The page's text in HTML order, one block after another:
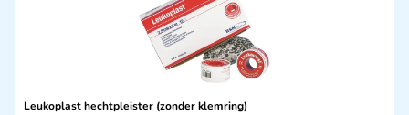
Leukoplast hechtpleister (zonder klemring)